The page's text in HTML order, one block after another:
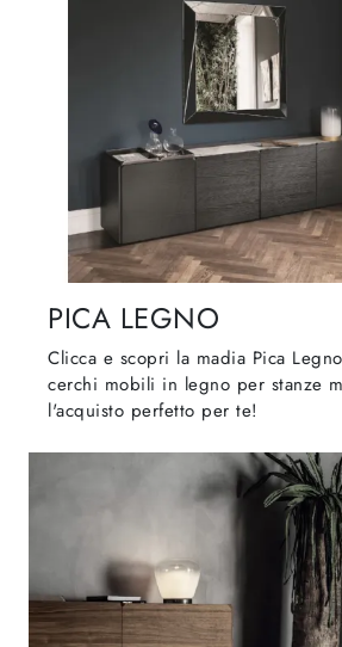
PICA LEGNO
Clicca e scopri la madia Pica
cerchi mobili in legno per stanze
l'acquisto perfetto per te!